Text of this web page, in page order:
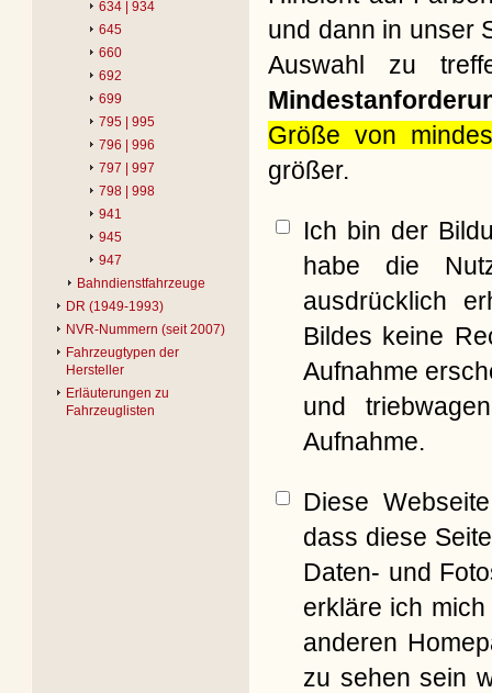
634 | 934
645
660
692
699
795 | 995
796 | 996
797 | 997
798 | 998
941
945
947
Bahndienstfahrzeuge
DR (1949-1993)
NVR-Nummern (seit 2007)
Fahrzeugtypen der
Hersteller
Erläuterungen zu
Fahrzeuglisten
und dann in unser
Auswahl zu
Größe von
größer.
Ich bin der
habe die
ausdrücklich
Bildes keine
Aufnahme
und
Aufnahme.
Diese
dass diese
Daten- und
erkläre ich
anderen
zu sehen sein